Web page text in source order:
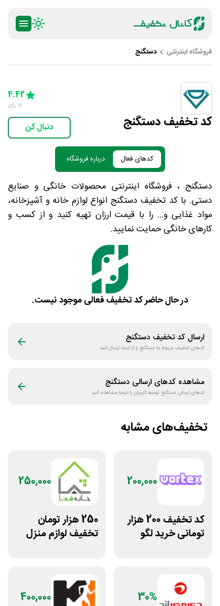
فروشگاه اینترنتی دستگنج
کد تخفیف دستگنج
4 Stars
5 Stars
4.42
12 رای
دنبال کن
کدهای فعال درباره فروشگاه
دستگنج ، فروشگاه اینترنتی محصولات خانگی و صنایع
دستی. با کد تخفیف دستگنج انواع لوازم خانه و آشپزخانه،
مواد غذایی و... را با قیمت ارزان تهیه کنید و از کسب و
کارهای خانگی حمایت نمایید.
در حال حاضر کد تخفیف فعالی موجود نیست.
ارسال کد تخفیف دستگنج
کدهای تخفیف مربوط بهدستگنج را از اینجا ارسال کنید
مشاهده کدهای ارسالی دستگنج
کدهای ارسالیدستگنج توسط کاربران را اینجا مشاهده کنید
تخفیف‌های مشابه
200,000
کد تخفیف 200 هزار
تومانی خرید لگو
250,000
250 هزار تومان
تخفیف لوازم منزل
30%
400,000